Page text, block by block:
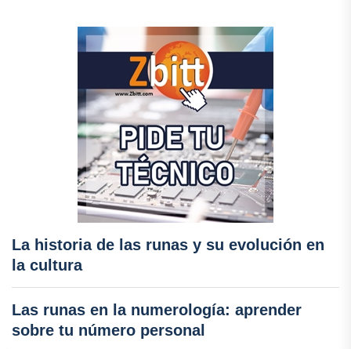
La historia de las runas y su evolución en
la cultura
Las runas en la numerología: aprender
sobre tu número personal